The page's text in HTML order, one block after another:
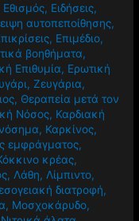
Εθισμός, Ειδήσεις,
αυτοπεποίθησης,
, Επιμέδιο,
βοηθήματα,
Επιθυμία, Ερωτική
,Ζευγάρια,
, Θεραπεία μετά τον
Νόσος, Καρδιακή
, Καρκίνος,
εμφράγματος,
κρέας,
, Λάθη, Λίμπιντο,
διατροφή,
, Μοσχοκάρυδο,